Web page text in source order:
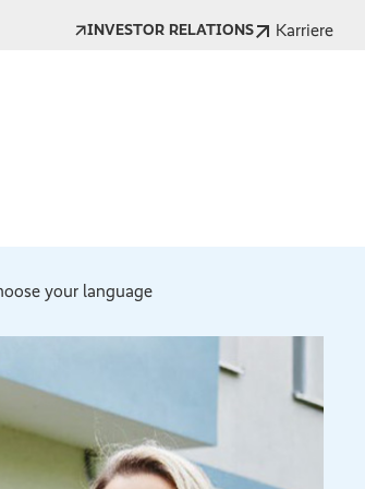
Karriere
INVESTOR RELATIONS
your language *